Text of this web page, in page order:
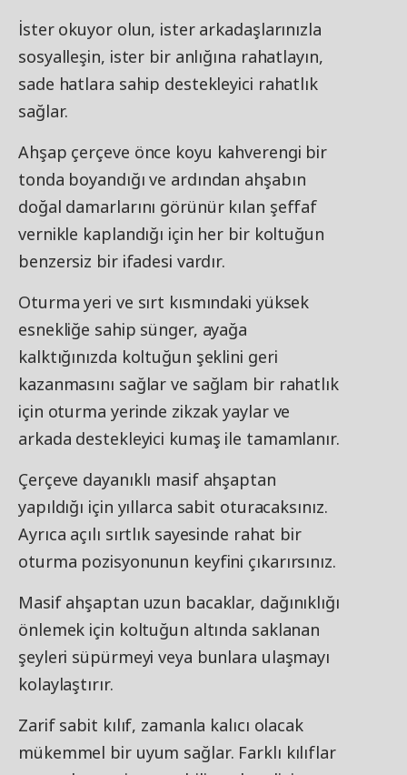
İster okuyor olun, ister arkadaşlarınızla
sosyalleşin, ister bir anlığına rahatlayın,
sade hatlara sahip destekleyici rahatlık
sağlar.
Ahşap çerçeve önce koyu kahverengi bir
tonda boyandığı ve ardından ahşabın
doğal damarlarını görünür kılan şeffaf
vernikle kaplandığı için her bir koltuğun
benzersiz bir ifadesi vardır.
Oturma yeri ve sırt kısmındaki yüksek
esnekliğe sahip sünger, ayağa
kalktığınızda koltuğun şeklini geri
kazanmasını sağlar ve sağlam bir rahatlık
için oturma yerinde zikzak yaylar ve
arkada destekleyici kumaş ile tamamlanır.
Çerçeve dayanıklı masif ahşaptan
yapıldığı için yıllarca sabit oturacaksınız.
Ayrıca açılı sırtlık sayesinde rahat bir
oturma pozisyonunun keyfini çıkarırsınız.
Masif ahşaptan uzun bacaklar, dağınıklığı
önlemek için koltuğun altında saklanan
şeyleri süpürmeyi veya bunlara ulaşmayı
kolaylaştırır.
Zarif sabit kılıf, zamanla kalıcı olacak
mükemmel bir uyum sağlar. Farklı kılıflar